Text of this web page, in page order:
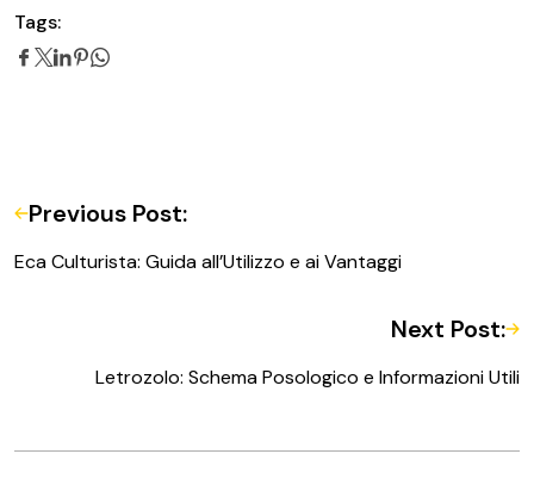
Tags:
Previous Post:
Eca Culturista: Guida all’Utilizzo e ai Vantaggi
Next Post:
Letrozolo: Schema Posologico e Informazioni Utili